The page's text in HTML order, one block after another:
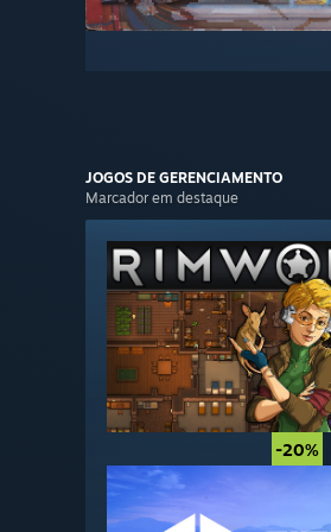
JOGOS DE GERENCIAMENTO
Marcador em destaque
-20%